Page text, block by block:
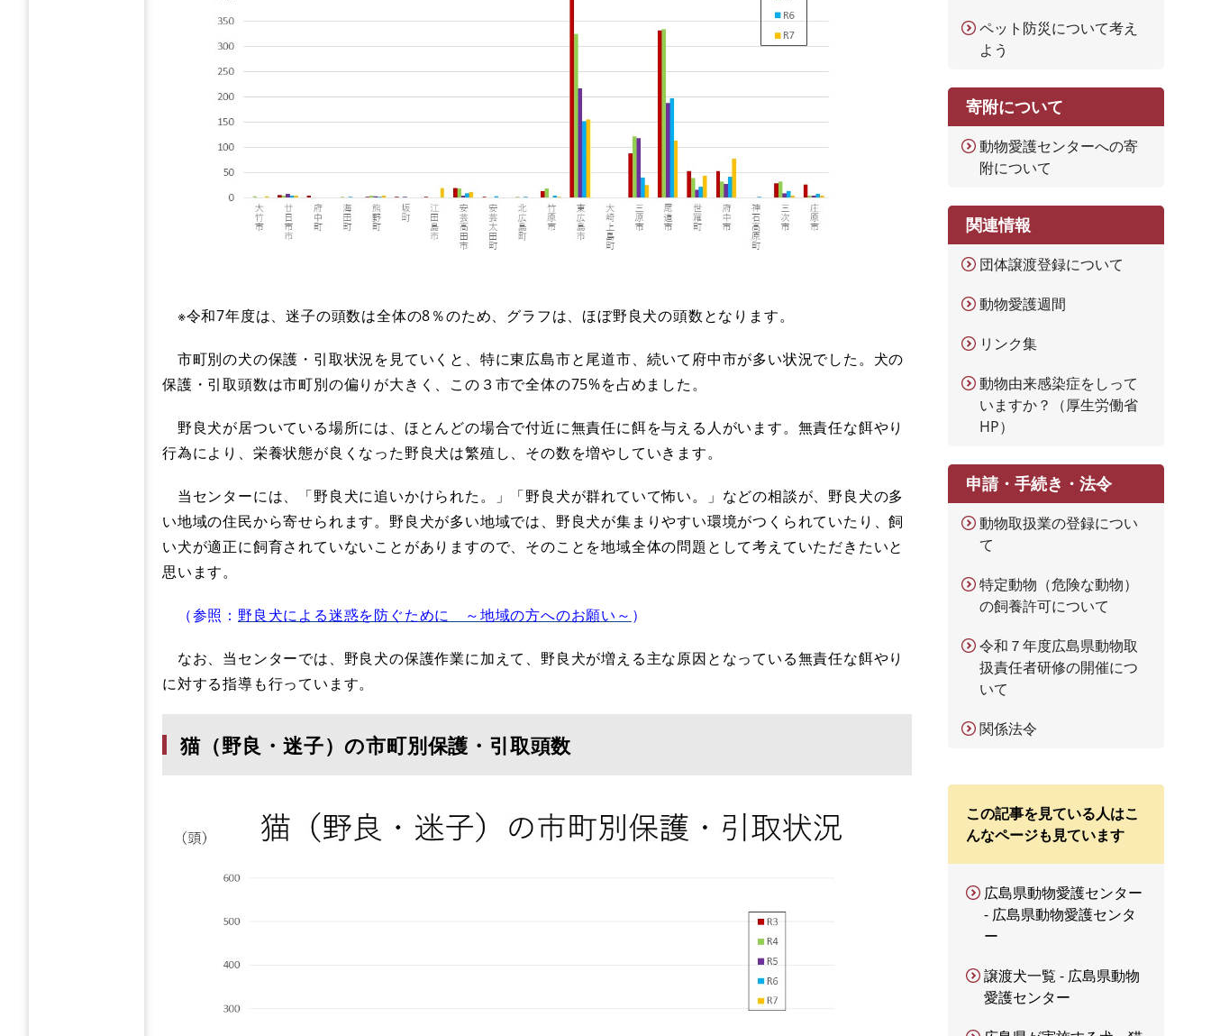
※令和7年度は、迷子の頭数は全体の8％のため、グラフは、ほぼ野良犬の頭数となります。
市町別の犬の保護・引取状況を見ていくと、特に東広島市と尾道市、続いて府中市が多い状況でした。犬の
保護・引取頭数は市町別の偏りが大きく、この３市で全体の75%を占めました。
野良犬が居ついている場所には、ほとんどの場合で付近に無責任に餌を与える人がいます。無責任な餌やり
行為により、栄養状態が良くなった野良犬は繁殖し、その数を増やしていきます。
当センターには、「野良犬に追いかけられた。」「野良犬が群れていて怖い。」などの相談が、野良犬の多
い地域の住民から寄せられます。野良犬が多い地域では、野良犬が集まりやすい環境がつくられていたり、飼
い犬が適正に飼育されていないことがありますので、そのことを地域全体の問題として考えていただきたいと
思います。
（参照：野良犬による迷惑を防ぐために ～地域の方へのお願い～ ）
なお、当センターでは、野良犬の保護作業に加えて、野良犬が増える主な原因となっている無責任な餌やり
に対する指導も行っています。
猫（野良・迷子）の市町別保護・引取頭数
ペット防災について考え
よう
寄附について
動物愛護センターへの寄
附について
関連情報
団体譲渡登録について
動物愛護週間
リンク集
動物由来感染症をしって
いますか？（厚生労働省
HP）
申請・手続き・法令
動物取扱業の登録につい
て
特定動物（危険な動物）
の飼養許可について
令和７年度広島県動物取
扱責任者研修の開催につ
いて
関係法令
この記事を見ている人はこ
んなページも見ています
広島県動物愛護センター
- 広島県動物愛護センタ
ー
譲渡犬一覧 - 広島県動物
愛護センター